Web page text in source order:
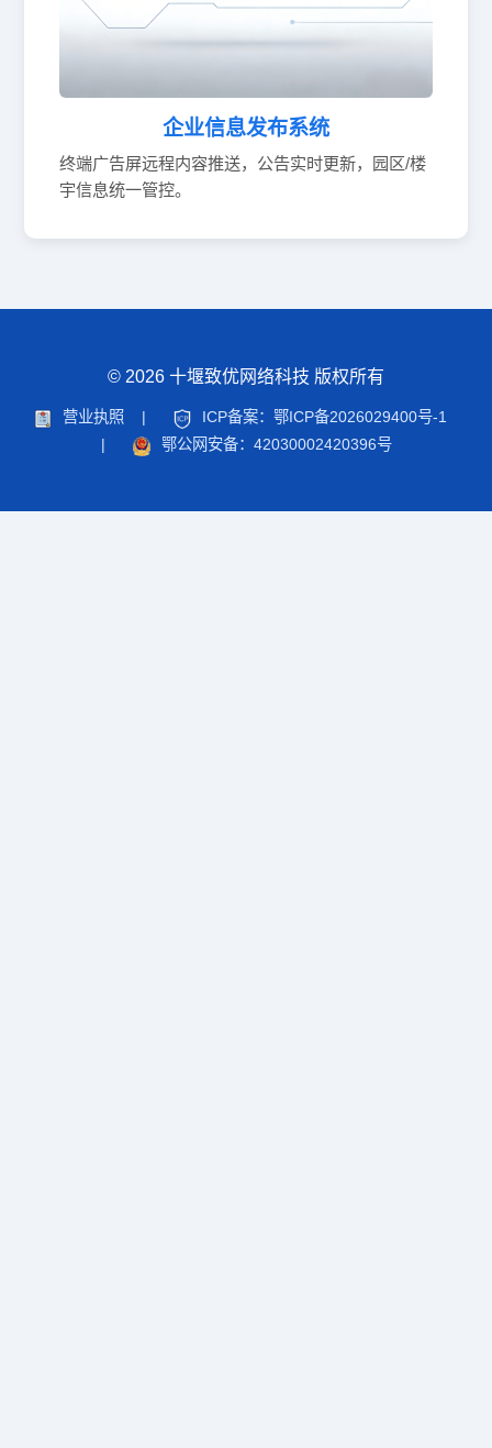
企业信息发布系统
终端广告屏远程内容推送，公告实时更新，园区/楼
宇信息统一管控。
© 2026 十堰致优网络科技 版权所有
营业执照 |
ICP备案：鄂ICP备2026029400号-1
|
鄂公网安备：42030002420396号